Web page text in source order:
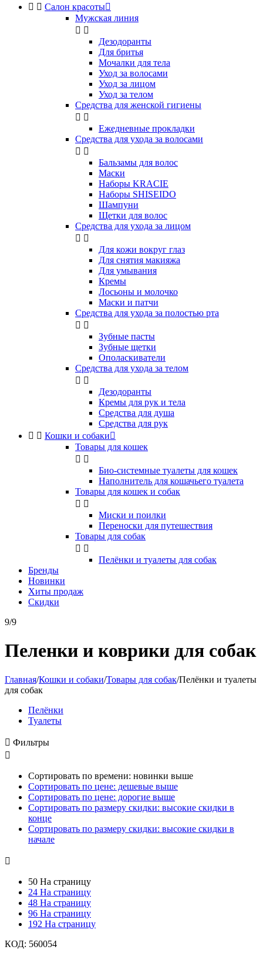
  Салон красоты
Мужская линия
 
Дезодоранты
Для бритья
Мочалки для тела
Уход за волосами
Уход за лицом
Уход за телом
Средства для женской гигиены
 
Ежедневные прокладки
Средства для ухода за волосами
 
Бальзамы для волос
Маски
Наборы KRACIE
Наборы SHISEIDO
Шампуни
Щетки для волос
Средства для ухода за лицом
 
Для кожи вокруг глаз
Для снятия макияжа
Для умывания
Кремы
Лосьоны и молочко
Маски и патчи
Средства для ухода за полостью рта
 
Зубные пасты
Зубные щетки
Ополаскиватели
Средства для ухода за телом
 
Дезодоранты
Кремы для рук и тела
Средства для душа
Средства для рук
  Кошки и собаки
Товары для кошек
 
Био-системные туалеты для кошек
Наполнитель для кошачьего туалета
Товары для кошек и собак
 
Миски и поилки
Переноски для путешествия
Товары для собак
 
Пелёнки и туалеты для собак
Бренды
Новинки
Хиты продаж
Скидки
9/9
Пеленки и коврики для собак
Главная/Кошки и собаки/Товары для собак/Пелёнки и туалеты
для собак
Пелёнки
Туалеты
 Фильтры

Сортировать по времени: новинки выше
Сортировать по цене: дешевые выше
Сортировать по цене: дорогие выше
Сортировать по размеру скидки: высокие скидки в
конце
Сортировать по размеру скидки: высокие скидки в
начале

50 На страницу
24 На страницу
48 На страницу
96 На страницу
192 На страницу
КОД: 560054